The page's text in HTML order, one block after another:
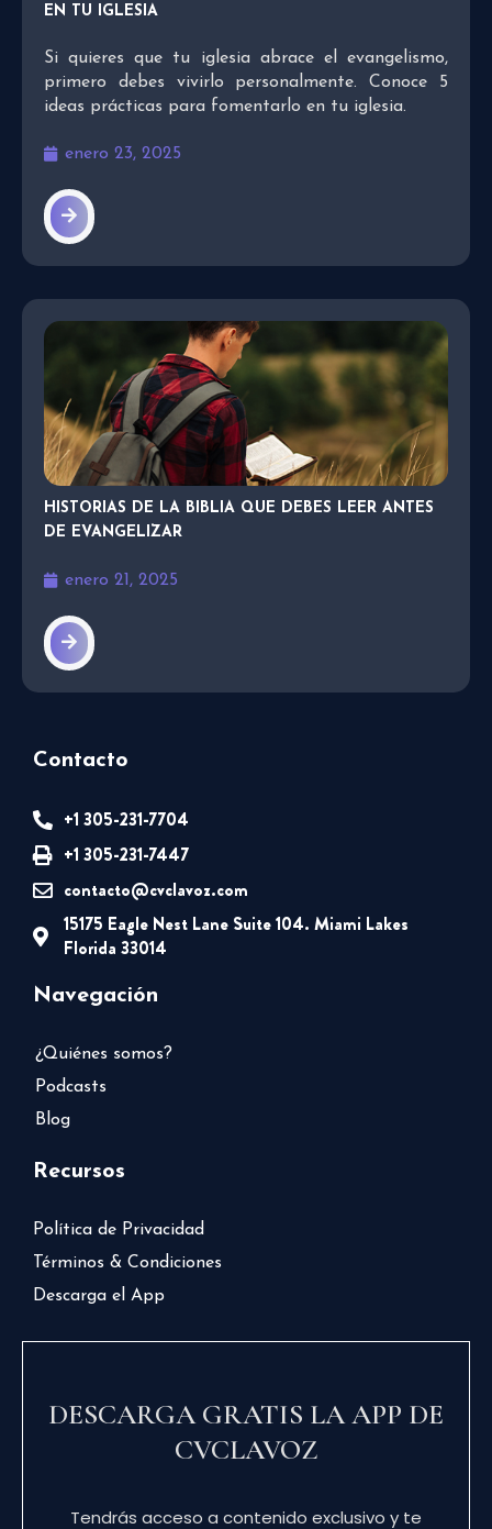
EN TU IGLESIA
Si quieres que tu iglesia abrace el evangelismo,
primero debes vivirlo personalmente. Conoce 5
ideas prácticas para fomentarlo en tu iglesia.
enero 23, 2025
HISTORIAS DE LA BIBLIA QUE DEBES LEER ANTES
DE EVANGELIZAR
enero 21, 2025
Contacto
+1 305-231-7704
+1 305-231-7447
contacto@cvclavoz.com
15175 Eagle Nest Lane Suite 104. Miami Lakes
Florida 33014
Navegación
¿Quiénes somos?
Podcasts
Blog
Recursos
Política de Privacidad
Términos & Condiciones
Descarga el App
DESCARGA GRATIS LA APP DE
CVCLAVOZ
Tendrás acceso a contenido exclusivo y te